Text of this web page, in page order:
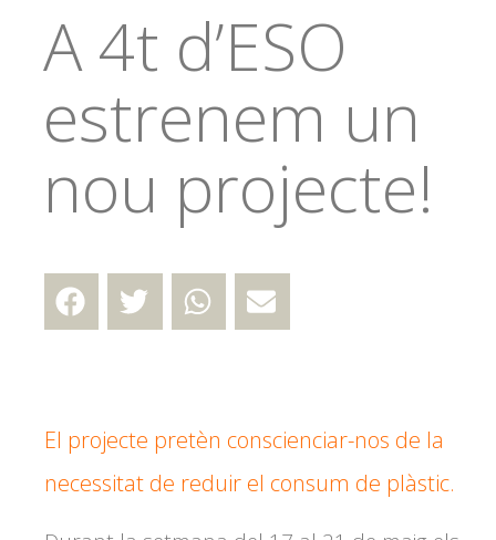
A 4t d’ESO
estrenem un
nou projecte!
El projecte pretèn conscienciar-nos de la
necessitat de reduir el consum de plàstic.